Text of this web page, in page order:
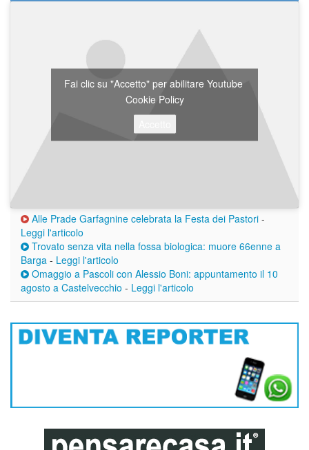
Fai clic su "Accetto" per abilitare Youtube
Cookie Policy
Alle Prade Garfagnine celebrata la Festa dei Pastori -
Leggi l'articolo
Trovato senza vita nella fossa biologica: muore 66enne a
Barga - Leggi l'articolo
Omaggio a Pascoli con Alessio Boni: appuntamento il 10
agosto a Castelvecchio - Leggi l'articolo